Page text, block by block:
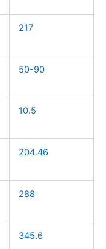
217
50-90
10.5
204.46
288
345.6